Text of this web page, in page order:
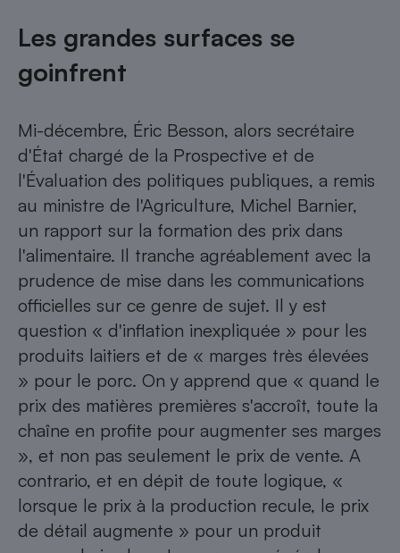
Les grandes surfaces se
goinfrent
Mi-décembre, Éric Besson, alors secrétaire
d'État chargé de la Prospective et de
l'Évaluation des politiques publiques, a remis
au ministre de l'Agriculture, Michel Barnier,
un rapport sur la formation des prix dans
l'alimentaire. Il tranche agréablement avec la
prudence de mise dans les communications
officielles sur ce genre de sujet. Il y est
question « d'inflation inexpliquée » pour les
produits laitiers et de « marges très élevées
» pour le porc. On y apprend que « quand le
prix des matières premières s'accroît, toute la
chaîne en profite pour augmenter ses marges
», et non pas seulement le prix de vente. A
contrario, et en dépit de toute logique, «
lorsque le prix à la production recule, le prix
de détail augmente » pour un produit